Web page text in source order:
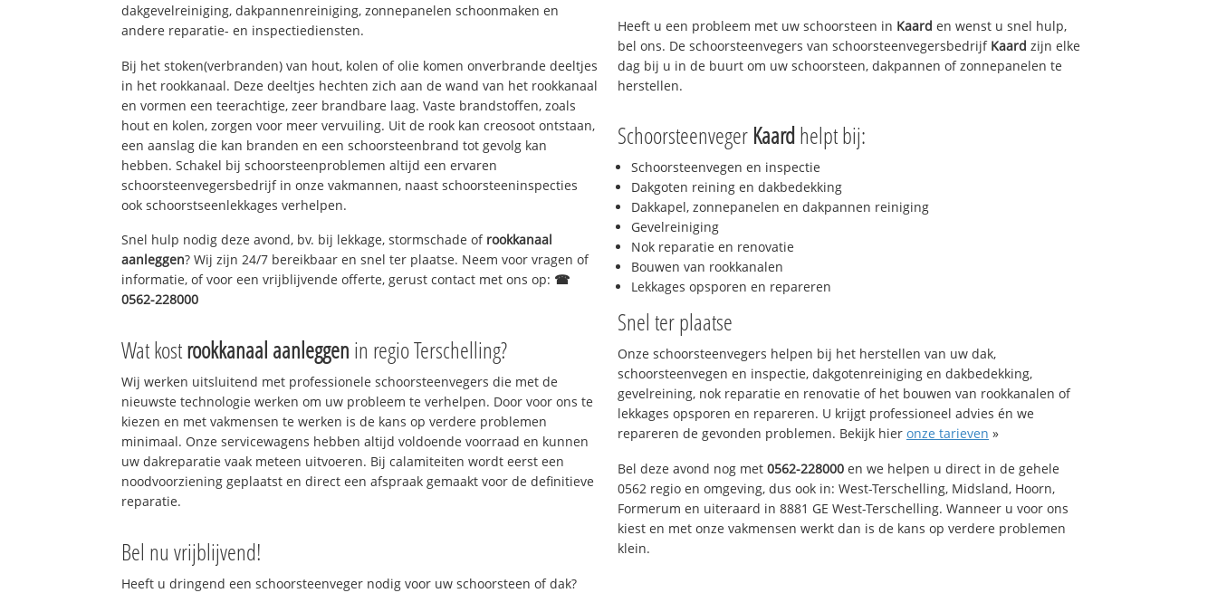
dakgevelreiniging, dakpannenreiniging, zonnepanelen schoonmaken en
andere reparatie- en inspectiediensten.
Bij het stoken(verbranden) van hout, kolen of olie komen onverbrande deeltjes
in het rookkanaal. Deze deeltjes hechten zich aan de wand van het rookkanaal
en vormen een teerachtige, zeer brandbare laag. Vaste brandstoffen, zoals
hout en kolen, zorgen voor meer vervuiling. Uit de rook kan creosoot ontstaan,
een aanslag die kan branden en een schoorsteenbrand tot gevolg kan
hebben. Schakel bij schoorsteenproblemen altijd een ervaren
schoorsteenvegersbedrijf in onze vakmannen, naast schoorsteeninspecties
ook schoorstseenlekkages verhelpen.
Snel hulp nodig deze avond, bv. bij lekkage, stormschade of rookkanaal
aanleggen? Wij zijn 24/7 bereikbaar en snel ter plaatse. Neem voor vragen of
informatie, of voor een vrijblijvende offerte, gerust contact met ons op: ☎
0562-228000
Wat kostrookkanaal aanleggen in regio Terschelling?
Wij werken uitsluitend met professionele schoorsteenvegers die met de
nieuwste technologie werken om uw probleem te verhelpen. Door voor ons te
kiezen en met vakmensen te werken is de kans op verdere problemen
minimaal. Onze servicewagens hebben altijd voldoende voorraad en kunnen
uw dakreparatie vaak meteen uitvoeren. Bij calamiteiten wordt eerst een
noodvoorziening geplaatst en direct een afspraak gemaakt voor de definitieve
reparatie.
Bel nu vrijblijvend!
Heeft u dringend een schoorsteenveger nodig voor uw schoorsteen of dak?
Heeft u een probleem met uw schoorsteen in Kaard en wenst u snel hulp,
bel ons. De schoorsteenvegers van schoorsteenvegersbedrijf Kaard zijn elke
dag bij u in de buurt om uw schoorsteen, dakpannen of zonnepanelen te
herstellen.
Schoorsteenveger Kaardhelpt bij:
Schoorsteenvegen en inspectie
Dakgoten reining en dakbedekking
Dakkapel, zonnepanelen en dakpannen reiniging
Gevelreiniging
Nok reparatie en renovatie
Bouwen van rookkanalen
Lekkages opsporen en repareren
Snel ter plaatse
Onze schoorsteenvegers helpen bij het herstellen van uw dak,
schoorsteenvegen en inspectie, dakgotenreiniging en dakbedekking,
gevelreining, nok reparatie en renovatie of het bouwen van rookkanalen of
lekkages opsporen en repareren. U krijgt professioneel advies én we
repareren de gevonden problemen. Bekijk hier onze tarieven »
Bel deze avond nog met 0562-228000 en we helpen u direct in de gehele
0562 regio en omgeving, dus ook in: West-Terschelling, Midsland, Hoorn,
Formerum en uiteraard in 8881 GE West-Terschelling. Wanneer u voor ons
kiest en met onze vakmensen werkt dan is de kans op verdere problemen
klein.